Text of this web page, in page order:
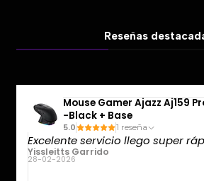
Reseñas
Mouse Gamer Ajazz Aj159
-Black + Base
5.0 1 reseña
Excelente servicio llego super
Yissleitts Garrido
28-02-2026